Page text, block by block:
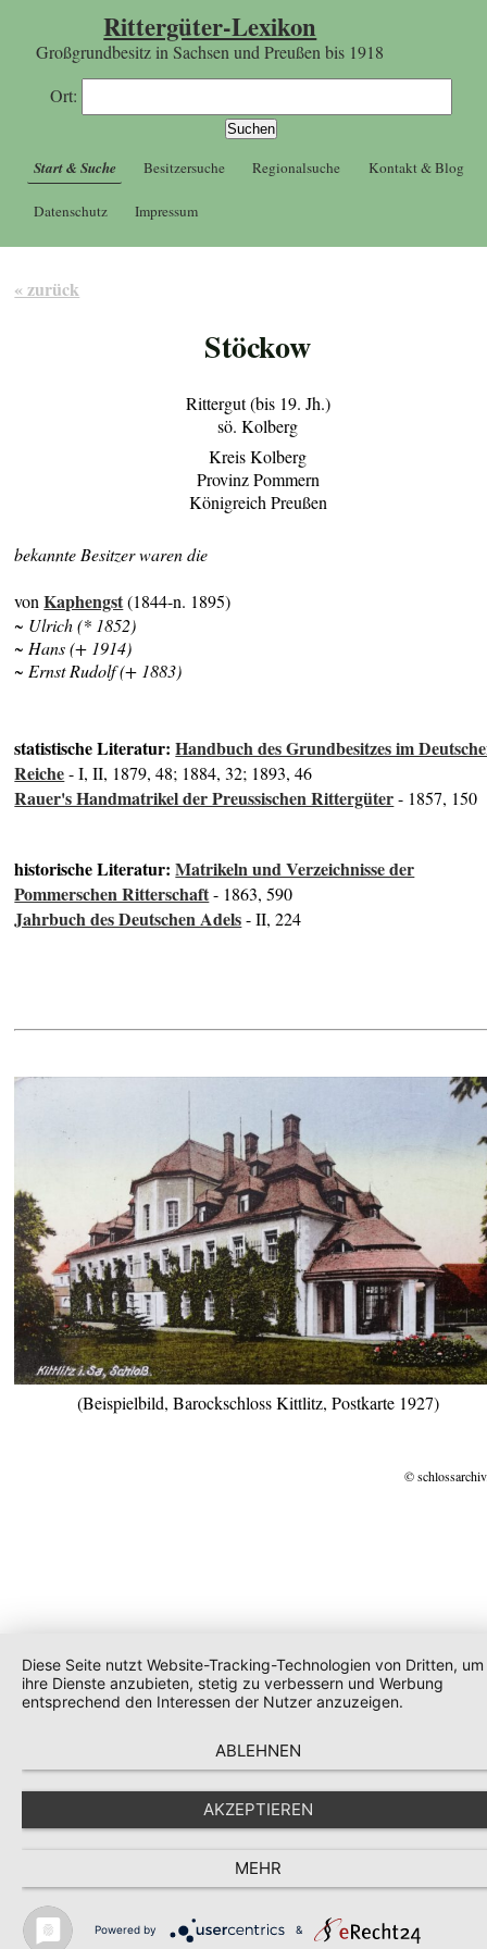
Rittergüter-Lexikon
Großgrundbesitz in Sachsen und Preußen bis 1918
Ort:
Start & Suche Besitzersuche Regionalsuche Kontakt & Blog
Datenschutz Impressum
« zurück
Stöckow
Rittergut (bis 19. Jh.)
sö. Kolberg
Kreis Kolberg
Provinz Pommern
Königreich Preußen
bekannte Besitzer waren die
vonKaphengst(1844-n. 1895)
~ Ulrich (* 1852)
~ Hans (+ 1914)
~ Ernst Rudolf (+ 1883)
statistische Literatur:Handbuch des Grundbesitzes im
Reiche- I, II, 1879, 48; 1884, 32; 1893, 46
Rauer's Handmatrikel der Preussischen Rittergüter- 1857, 150
historische Literatur:Matrikeln und Verzeichnisse der
Pommerschen Ritterschaft- 1863, 590
Jahrbuch des Deutschen Adels- II, 224
(Beispielbild, Barockschloss Kittlitz, Postkarte 1927)
©
Diese Seite nutzt Website-Tracking-Technologien von Dritten, um
ihre Dienste anzubieten, stetig zu verbessern und Werbung
entsprechend den Interessen der Nutzer anzuzeigen.
ABLEHNEN
AKZEPTIEREN
MEHR
Powered by &